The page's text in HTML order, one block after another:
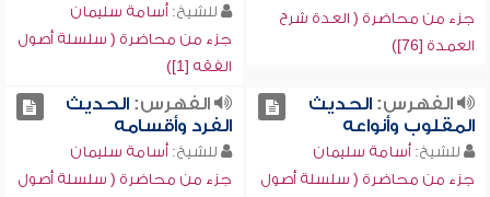
جزء من محاضرة ( العدة شرح
العمدة [76])
للشيخ: أسامة سليمان
جزء من محاضرة ( سلسلة أصول
الفقه [1])
الفهرس:الحديث
المقلوب وأنواعه
للشيخ: أسامة سليمان
جزء من محاضرة ( سلسلة أصول
الفهرس:الحديث
الفرد وأقسامه
للشيخ: أسامة سليمان
جزء من محاضرة ( سلسلة أصول